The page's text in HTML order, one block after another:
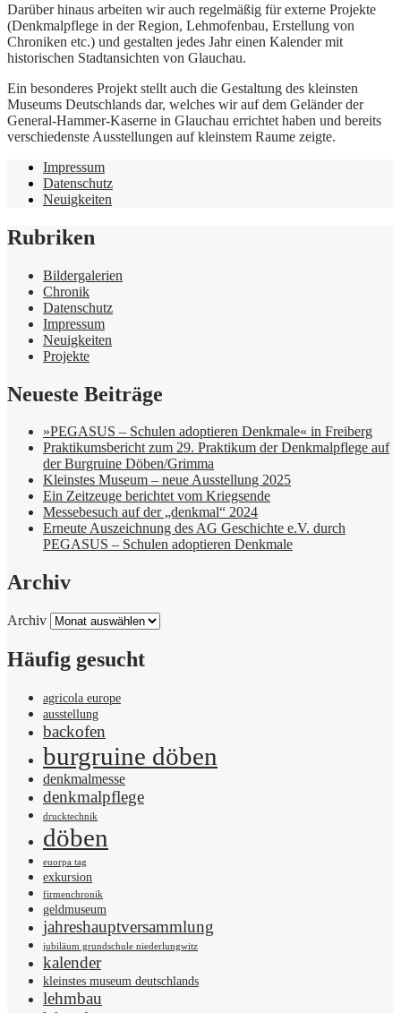
Darüber hinaus arbeiten wir auch regelmäßig für externe Projekte
(Denkmalpflege in der Region, Lehmofenbau, Erstellung von
Chroniken etc.) und gestalten jedes Jahr einen Kalender mit
historischen Stadtansichten von Glauchau.
Ein besonderes Projekt stellt auch die Gestaltung des kleinsten
Museums Deutschlands dar, welches wir auf dem Geländer der
General-Hammer-Kaserne in Glauchau errichtet haben und bereits
verschiedenste Ausstellungen auf kleinstem Raume zeigte.
Impressum
Datenschutz
Neuigkeiten
Rubriken
Bildergalerien
Chronik
Datenschutz
Impressum
Neuigkeiten
Projekte
Neueste Beiträge
»PEGASUS – Schulen adoptieren Denkmale« in Freiberg
Praktikumsbericht zum 29. Praktikum der Denkmalpflege auf
der Burgruine Döben/Grimma
Kleinstes Museum – neue Ausstellung 2025
Ein Zeitzeuge berichtet vom Kriegsende
Messebesuch auf der „denkmal“ 2024
Erneute Auszeichnung des AG Geschichte e.V. durch
PEGASUS – Schulen adoptieren Denkmale
Archiv
Archiv
Häufig gesucht
agricola europe
ausstellung
backofen
burgruine döben
denkmalmesse
denkmalpflege
drucktechnik
döben
euorpa tag
exkursion
firmenchronik
geldmuseum
jahreshauptversammlung
jubiläum grundschule niederlungwitz
kalender
kleinstes museum deutschlands
lehmbau